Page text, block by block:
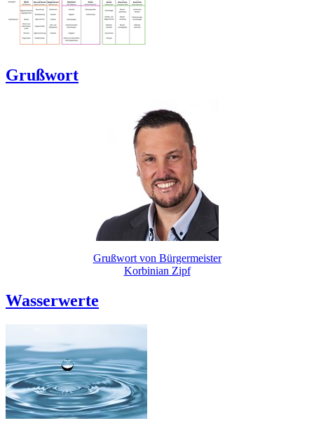
Grußwort
Grußwort von Bürgermeister
Korbinian Zipf
Wasserwerte